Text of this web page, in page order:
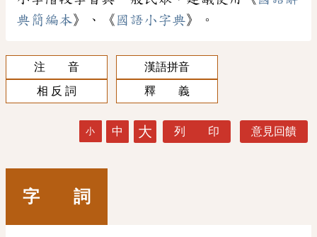
典簡編本》、《 國語小字典》。
注 音
漢語拼音
相 反 詞
釋 義
小 中 大 列 印 意見回饋
字 詞